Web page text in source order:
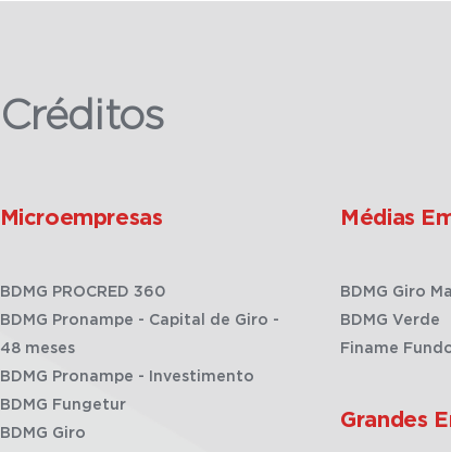
Créditos
Microempresas
BDMG PROCRED 360
BDMG Pronampe - Capital de Giro -
48 meses
BDMG Pronampe - Investimento
BDMG Fungetur
BDMG Giro
Médias
BDMG Giro
BDMG Verde
Finame
Grandes